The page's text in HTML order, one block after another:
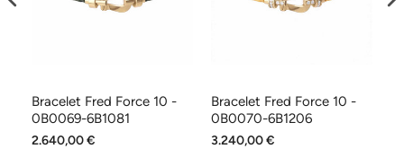
Bracelet Fred Force 10 -
0B0069-6B1081
2.640,00 €
Bracelet Fred Force 10 -
0B0070-6B1206
3.240,00 €